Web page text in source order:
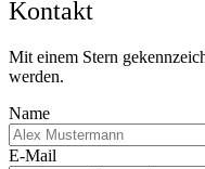
Kontakt
Mit einem Stern
werden.
Name
E-Mail